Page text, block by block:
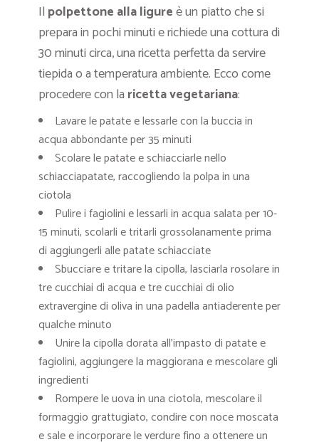
Il polpettone alla ligureè un piatto che si
prepara in pochi minuti e richiede una cottura di
30 minuti circa, una ricetta perfetta da servire
tiepida o a temperatura ambiente. Ecco come
procedere con la ricetta vegetariana:
Lavare le patate e lessarle con la buccia in
acqua abbondante per 35 minuti
Scolare le patate e schiacciarle nello
schiacciapatate, raccogliendo la polpa in una
ciotola
Pulire i fagiolini e lessarli in acqua salata per 10-
15 minuti, scolarli e tritarli grossolanamente prima
di aggiungerli alle patate schiacciate
Sbucciare e tritare la cipolla, lasciarla rosolare in
tre cucchiai di acqua e tre cucchiai di olio
extravergine di oliva in una padella antiaderente per
qualche minuto
Unire la cipolla dorata all’impasto di patate e
fagiolini, aggiungere la maggiorana e mescolare gli
ingredienti
Rompere le uova in una ciotola, mescolare il
formaggio grattugiato, condire con noce moscata
e sale e incorporare le verdure fino a ottenere un